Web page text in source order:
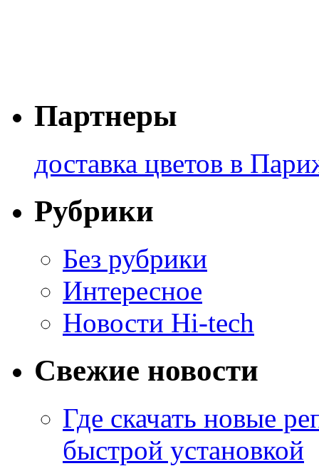
Партнеры
доставка цветов в
Рубрики
Без рубрики
Интересное
Новости Hi-tech
Свежие новости
Где скачать новые
быстрой установкой